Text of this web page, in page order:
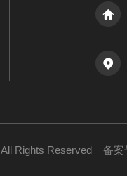
Rights Reserved 备案